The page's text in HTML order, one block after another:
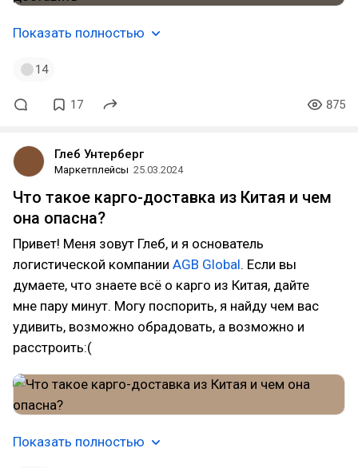
Показать полностью
14
17 875
Глеб Унтерберг
Маркетплейсы 25.03.2024
Что такое карго-доставка из Китая и чем
она опасна?
Привет! Меня зовут Глеб, и я основатель
логистической компании AGB Global. Если вы
думаете, что знаете всё о карго из Китая, дайте
мне пару минут. Могу поспорить, я найду чем вас
удивить, возможно обрадовать, а возможно и
расстроить:(
Показать полностью